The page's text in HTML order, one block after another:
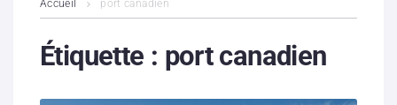
Contenus litigieux
Accueil port canadien
Étiquette : port canadien